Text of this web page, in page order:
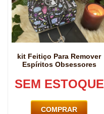
kit Feitiço Para Remover
Espíritos Obsessores
SEM ESTOQUE
COMPRAR